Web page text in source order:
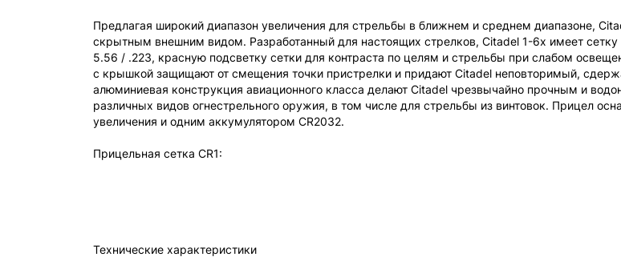
Предлагая широкий диапазон увеличения для стрельбы в ближнем и среднем диапазоне,
скрытным внешним видом. Разработанный для настоящих стрелков, Citadel 1-6x имеет
5.56 / .223, красную подсветку сетки для контраста по целям и стрельбы при слабом
с крышкой защищают от смещения точки пристрелки и придают Citadel неповторимый,
алюминиевая конструкция авиационного класса делают Citadel чрезвычайно прочным и
различных видов огнестрельного оружия, в том числе для стрельбы из винтовок. Прицел
увеличения и одним аккумулятором CR2032.
Прицельная сетка CR1:
Технические характеристики